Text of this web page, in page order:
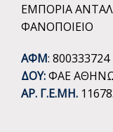
ΕΜΠΟΡΙΑ
ΦΑΝΟΠΟΙΕΙΟ
ΑΦΜ: 800333724
ΔΟΥ:ΦΑΕ
ΑΡ. Γ.Ε.ΜΗ.